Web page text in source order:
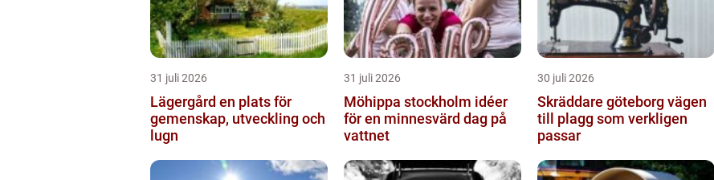
31 juli 2026
Lägergård en plats för
gemenskap, utveckling och
lugn
31 juli 2026
Möhippa stockholm idéer
för en minnesvärd dag på
vattnet
30 juli 2026
Skräddare göteborg vägen
till plagg som verkligen
passar